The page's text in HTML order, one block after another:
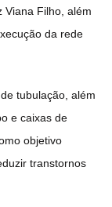
Viana Filho, além
da rede
tubulação, além
e caixas de
objetivo
transtornos